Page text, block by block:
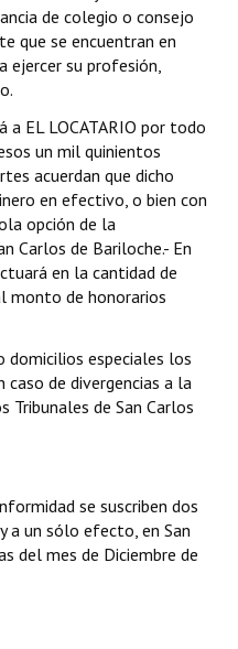
de colegio o consejo
que se encuentran en
ejercer su profesión,
EL LOCATARIO por todo
un mil quinientos
acuerdan que dicho
en efectivo, o bien con
opción de la
Carlos de Bariloche.- En
en la cantidad de
monto de honorarios
especiales los
de divergencias a la
Tribunales de San Carlos
se suscriben dos
a un sólo efecto, en San
del mes de Diciembre de